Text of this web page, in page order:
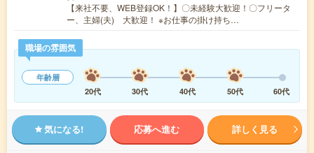
【来社不要、WEB登録OK！】〇未経験大歓迎！〇フリータ
ー、主婦(夫) 大歓迎！ ※お仕事の掛け持ち…
職場の雰囲気
年齢層
20代
30代 40代 50代 60代
気になる! 応募へ進む 詳しく見る